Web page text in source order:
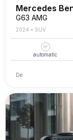
Mercedes
G63 AMG
2024 • SUV
automatic
De